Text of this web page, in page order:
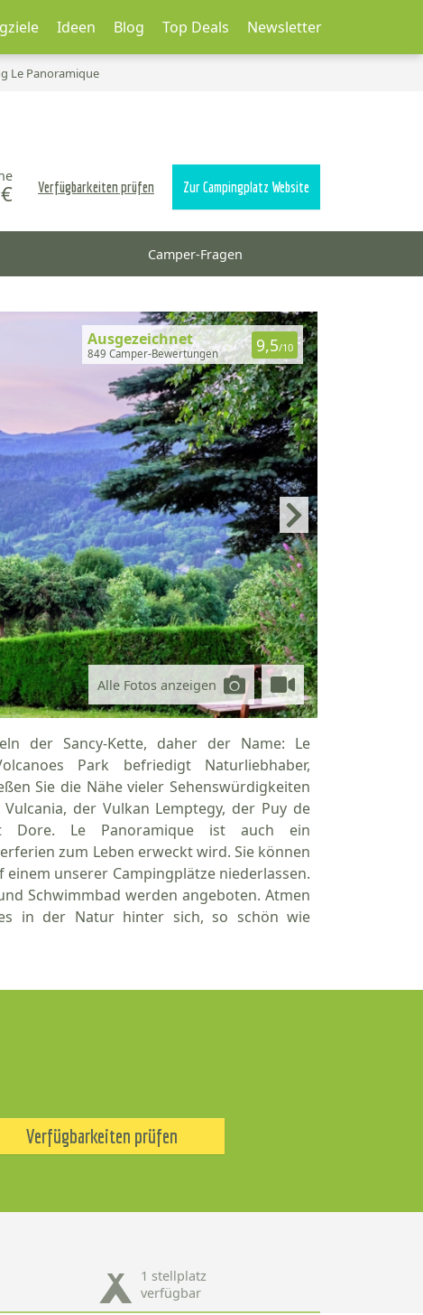
Ideen Blog Top Deals Newsletter
Le Panoramique
Verfügbarkeiten prüfen Zur Campingplatz Website
Camper-Fragen
Alle Fotos anzeigen
Ausgezeichnet
849 Camper-Bewertungen 9,5/10
der Sancy-Kette, daher der Name: Le
Park befriedigt Naturliebhaber,
Sie die Nähe vieler Sehenswürdigkeiten
der Vulkan Lemptegy, der Puy de
Dore. Le Panoramique ist auch ein
zum Leben erweckt wird. Sie können
unserer Campingplätze niederlassen.
Schwimmbad werden angeboten. Atmen
in der Natur hinter sich, so schön wie
Verfügbarkeiten prüfen
1 stellplatz
verfügbar